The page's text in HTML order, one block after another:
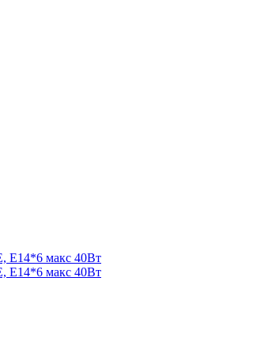
E14*6 макс 40Вт
E14*6 макс 40Вт